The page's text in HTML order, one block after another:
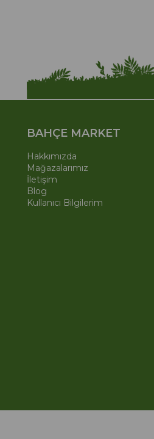
BAHÇE MARKET
Hakkımızda
Mağazalarımız
İletişim
Blog
Kullanıcı Bilgilerim